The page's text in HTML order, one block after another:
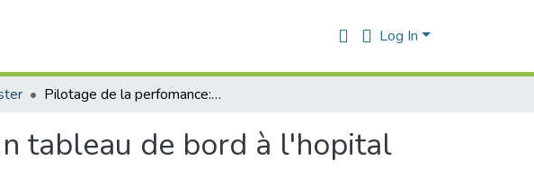
Log In
Pilotage de la perfomance:Réalisation d'un tableau de bord à l'hopital
tableau de bord à l'hopital